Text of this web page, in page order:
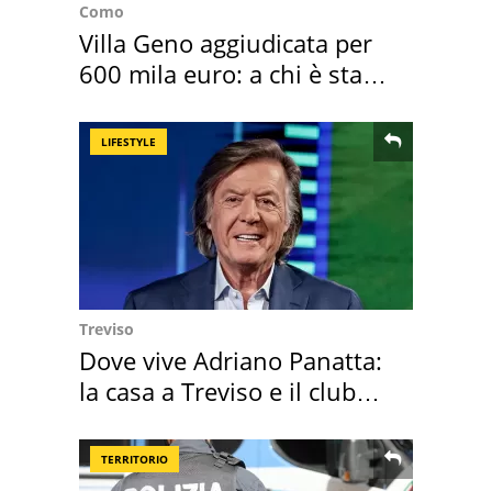
Como
Villa Geno aggiudicata per
600 mila euro: a chi è stata
LIFESTYLE
Treviso
Dove vive Adriano Panatta:
la casa a Treviso e il club
TERRITORIO